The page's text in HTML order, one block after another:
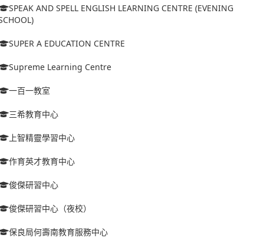
SPEAK AND SPELL ENGLISH LEARNING CENTRE (EVENING
SUPER A EDUCATION CENTRE
Supreme Learning Centre
一百一教室
三希教育中心
上智精靈學習中心
作育英才教育中心
俊傑研習中心
俊傑研習中心（夜校）
保良局何壽南教育服務中心